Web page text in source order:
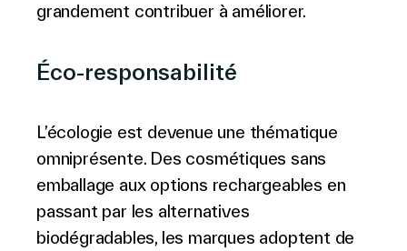
grandement contribuer à améliorer.
Éco-responsabilité
L’écologie est devenue une thématique
omniprésente. Des cosmétiques sans
emballage aux options rechargeables en
passant par les alternatives
biodégradables, les marques adoptent de